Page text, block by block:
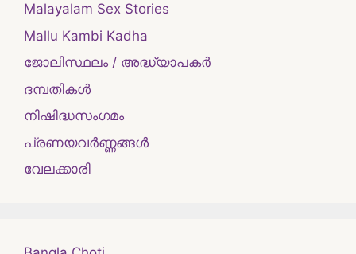
Malayalam Sex Stories
Mallu Kambi Kadha
ജോലിസ്ഥലം / അദ്ധ്യാപകർ
ദമ്പതികള്‍
നിഷിദ്ധസംഗമം
പ്രണയവർണ്ണങ്ങൾ
വേലക്കാരി